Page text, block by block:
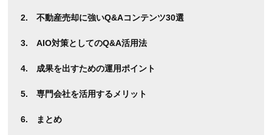
不動産売却に強いQ&Aコンテンツ30選
AIO対策としてのQ&A活用法
成果を出すための運用ポイント
専門会社を活用するメリット
まとめ